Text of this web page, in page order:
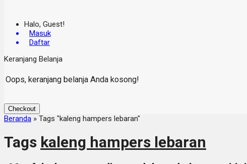
Halo, Guest!
Masuk
Daftar
Keranjang Belanja
Oops, keranjang belanja Anda kosong!
Checkout
Beranda » Tags "kaleng hampers lebaran"
Tags kaleng hampers lebaran